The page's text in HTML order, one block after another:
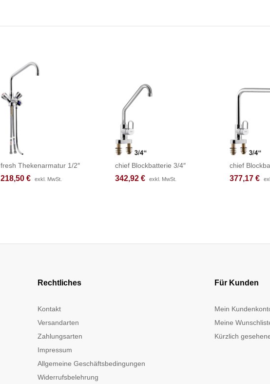
fresh Thekenarmatur 1/2″
218,50 € exkl. MwSt.
218,50 € exkl. MwSt.
chief Blockbatterie 3/4″
342,92 € exkl. MwSt.
342,92 € exkl. MwSt.
chief
377,17 €
377,17 €
Rechtliches
Kontakt
Versandarten
Zahlungsarten
Impressum
Allgemeine Geschäftsbedingungen
Widerrufsbelehrung
Für Kunden
Mein
Meine
Kürzlich